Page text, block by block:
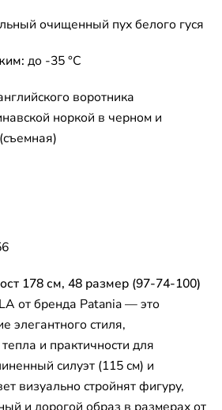
очищенный пух белого гуся
до -35 °C
воротника
норкой в черном и
178 см, 48 размер (97-74-100)
от бренда Patania — это
элегантного стиля,
и практичности для
силуэт (115 см) и
визуально стройнят фигуру,
и дорогой образ в размерах от